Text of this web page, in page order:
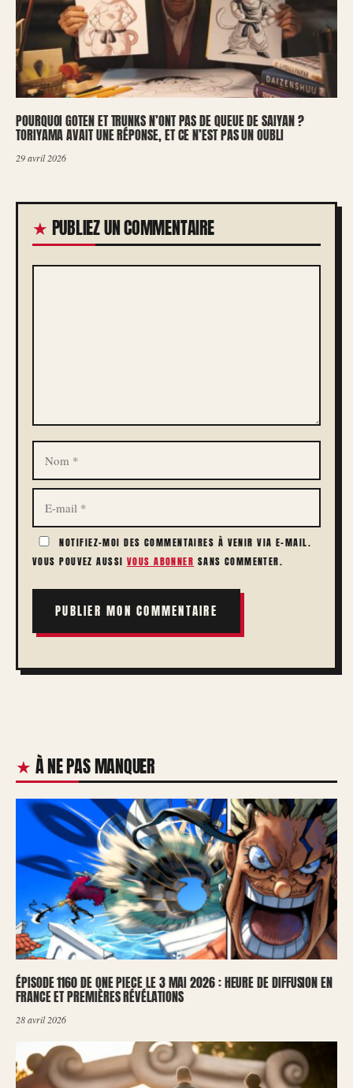
POURQUOI GOTEN ET TRUNKS N’ONT PAS DE QUEUE DE SAIYAN ?
TORIYAMA AVAIT UNE RÉPONSE, ET CE N’EST PAS UN OUBLI
29 avril 2026
PUBLIEZ UN COMMENTAIRE
COMMENTAIRE
NOM
E-
MAIL
NOTIFIEZ-MOI DES COMMENTAIRES À VENIR VIA E-MAIL.
VOUS POUVEZ AUSSI VOUS ABONNER SANS COMMENTER.
À NE PAS MANQUER
ÉPISODE 1160 DE ONE PIECE LE 3 MAI 2026 : HEURE DE DIFFUSION EN
FRANCE ET PREMIÈRES RÉVÉLATIONS
28 avril 2026